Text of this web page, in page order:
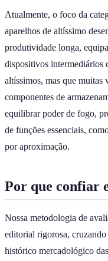
Atualmente, o foco da
aparelhos de altíssimo
produtividade longa,
dispositivos intermediários
altíssimos, mas que muitas
componentes de
equilibrar poder de fogo,
de funções essenciais,
por aproximação.
Por que confiar
Nossa metodologia de
editorial rigorosa,
histórico mercadológico